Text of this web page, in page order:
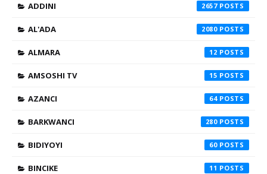
ADDINI 2657
AL'ADA 2080
ALMARA 12
AMSOSHI TV 15
AZANCI 64
BARKWANCI 280
BIDIYOYI 60
BINCIKE 11